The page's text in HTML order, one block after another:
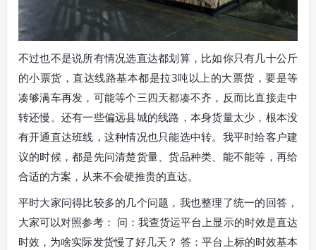
不过也不是说所有情况选直达都划算，比如你只有几十公斤
的小票货，直达线路基本都是拉3吨以上的大票货，要是等
凑够满车再发，可能等个三四天都凑不齐，反而比直接走中
转还慢。还有一些偏远县城的线路，本身货量太少，根本没
有开通直达班线，这种情况也只能选中转。我平时给客户建
议的时候，都是先问清楚货量、货品种类、能不能等，再给
合适的方案，从来不会硬推贵的直达。
平时大家问得比较多的几个问题，我也整理了统一的回答，
大家可以对照参考： 问：我查货运平台上显示的时效是直达
时效，为啥实际发货慢了好几天？ 答：平台上标的时效基本